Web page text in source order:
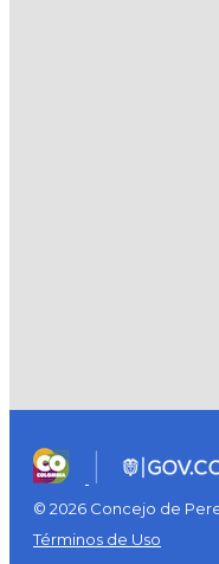
© 2026 Concejo de
Términos de Uso